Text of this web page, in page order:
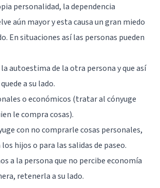
personalidad, la dependencia
aún mayor y esta causa un gran miedo
En situaciones así las personas pueden
autoestimade la otra persona y que así
a su lado.
o económicos (tratar al cónyuge
le compra cosas).
con no comprarle cosas personales,
hijos o para las salidas de paseo.
a la persona que no percibe economía
retenerla a su lado.